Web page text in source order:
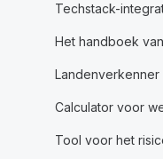
Techstack-
Het handboek
Landenverkenner
Calculator voor
Tool voor het